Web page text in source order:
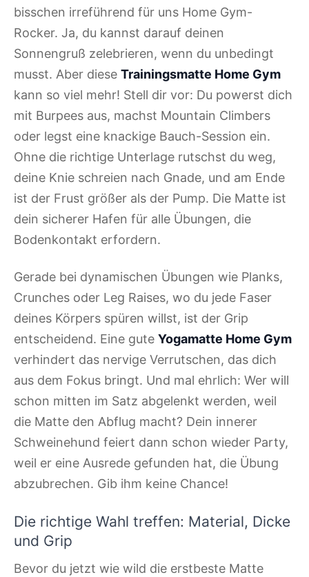
bisschen irreführend für uns Home Gym-
Rocker. Ja, du kannst darauf deinen
Sonnengruß zelebrieren, wenn du unbedingt
musst. Aber diese Trainingsmatte Home Gym
kann so viel mehr! Stell dir vor: Du powerst dich
mit Burpees aus, machst Mountain Climbers
oder legst eine knackige Bauch-Session ein.
Ohne die richtige Unterlage rutschst du weg,
deine Knie schreien nach Gnade, und am Ende
ist der Frust größer als der Pump. Die Matte ist
dein sicherer Hafen für alle Übungen, die
Bodenkontakt erfordern.
Gerade bei dynamischen Übungen wie Planks,
Crunches oder Leg Raises, wo du jede Faser
deines Körpers spüren willst, ist der Grip
entscheidend. Eine gute Yogamatte Home Gym
verhindert das nervige Verrutschen, das dich
aus dem Fokus bringt. Und mal ehrlich: Wer will
schon mitten im Satz abgelenkt werden, weil
die Matte den Abflug macht? Dein innerer
Schweinehund feiert dann schon wieder Party,
weil er eine Ausrede gefunden hat, die Übung
abzubrechen. Gib ihm keine Chance!
Die richtige Wahl treffen: Material, Dicke
und Grip
Bevor du jetzt wie wild die erstbeste Matte